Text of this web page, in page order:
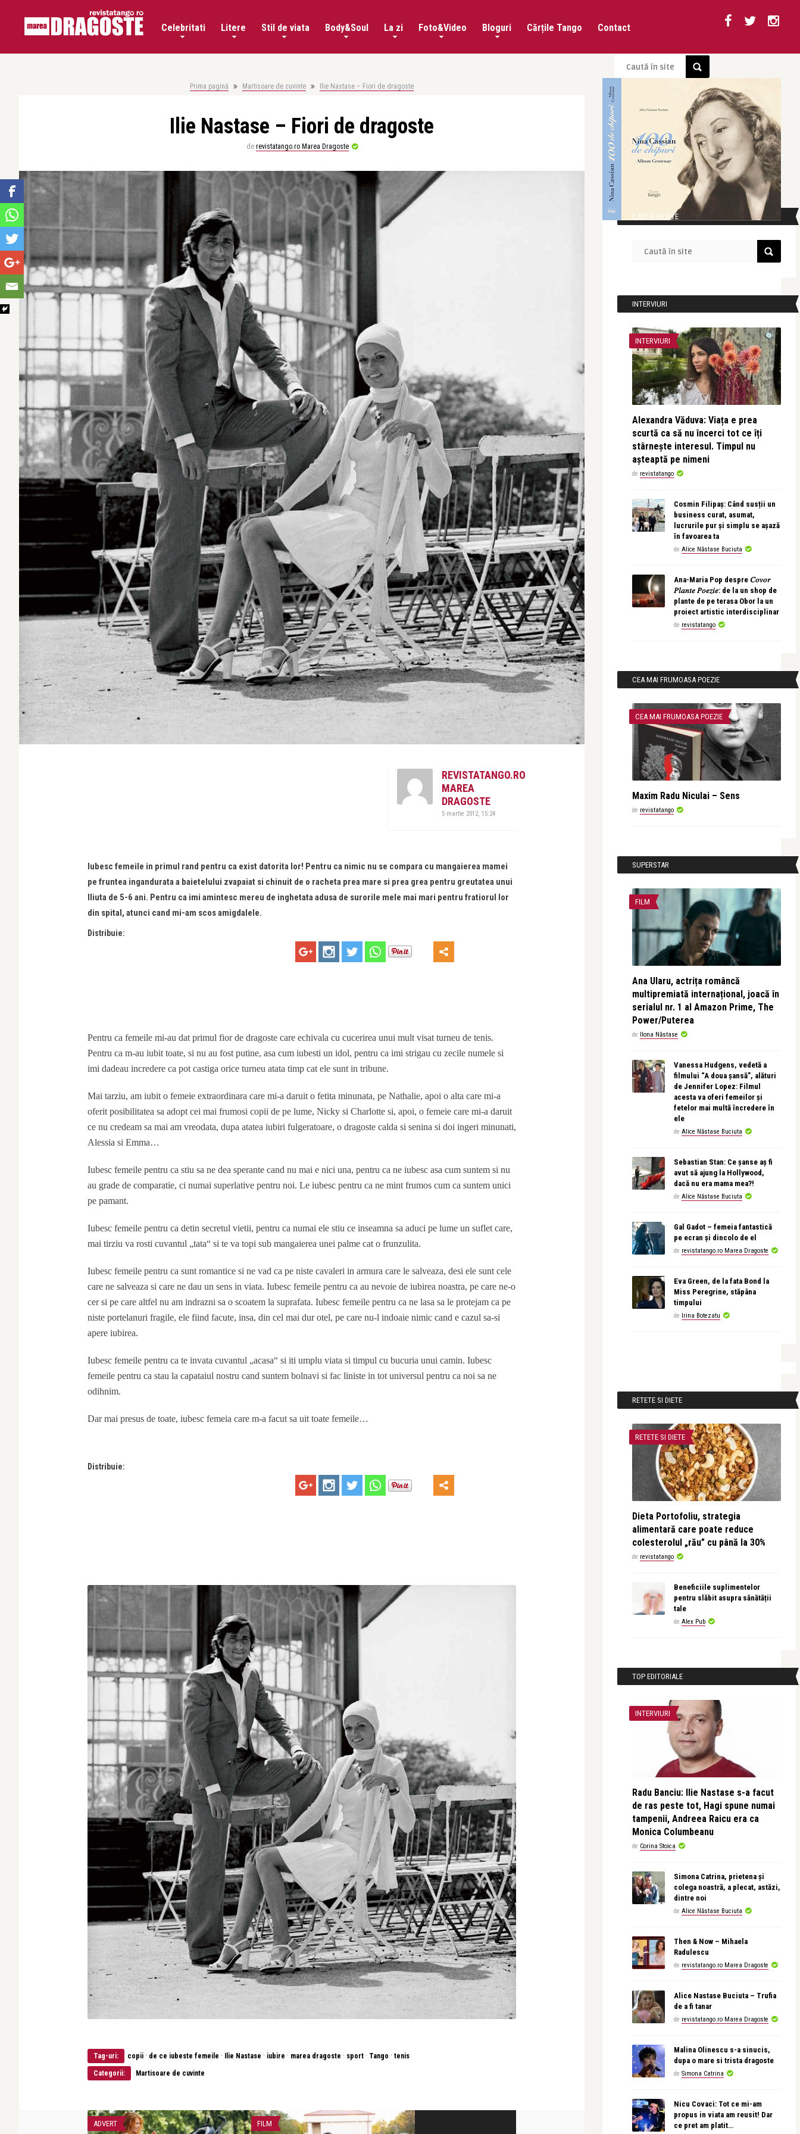
Celebritati Litere Stil de viata Body&Soul La zi Foto&Video Bloguri Cărțile Tango Contact
Prima pagină Martisoare de cuvinte Ilie Nastase – Fiori de dragoste
Ilie Nastase – Fiori de dragoste
de revistatango.ro Marea Dragoste
REVISTATANGO.RO
MAREA
DRAGOSTE
5 martie 2012, 15:24
Iubesc femeile in primul rand pentru ca exist datorita lor! Pentru ca nimic nu se compara cu mangaierea mamei
pe fruntea ingandurata a baietelului zvapaiat si chinuit de o racheta prea mare si prea grea pentru greutatea unui
Iliuta de 5-6 ani. Pentru ca imi amintesc mereu de inghetata adusa de surorile mele mai mari pentru fratiorul lor
din spital, atunci cand mi-am scos amigdalele.
Distribuie:
Pentru ca femeile mi-au dat primul fior de dragoste care echivala cu cucerirea unui mult visat turneu de tenis.
Pentru ca m-au iubit toate, si nu au fost putine, asa cum iubesti un idol, pentru ca imi strigau cu zecile numele si
imi dadeau incredere ca pot castiga orice turneu atata timp cat ele sunt in tribune.
Mai tarziu, am iubit o femeie extraordinara care mi-a daruit o fetita minunata, pe Nathalie, apoi o alta care mi-a
oferit posibilitatea sa adopt cei mai frumosi copii de pe lume, Nicky si Charlotte si, apoi, o femeie care mi-a daruit
ce nu credeam sa mai am vreodata, dupa atatea iubiri fulgeratoare, o dragoste calda si senina si doi ingeri minunati,
Alessia si Emma…
Iubesc femeile pentru ca stiu sa ne dea sperante cand nu mai e nici una, pentru ca ne iubesc asa cum suntem si nu
au grade de comparatie, ci numai superlative pentru noi. Le iubesc pentru ca ne mint frumos cum ca suntem unici
pe pamant.
Iubesc femeile pentru ca detin secretul vietii, pentru ca numai ele stiu ce inseamna sa aduci pe lume un suflet care,
mai tirziu va rosti cuvantul „tata“ si te va topi sub mangaierea unei palme cat o frunzulita.
Iubesc femeile pentru ca sunt romantice si ne vad ca pe niste cavaleri in armura care le salveaza, desi ele sunt cele
care ne salveaza si care ne dau un sens in viata. Iubesc femeile pentru ca au nevoie de iubirea noastra, pe care ne-o
cer si pe care altfel nu am indrazni sa o scoatem la suprafata. Iubesc femeile pentru ca ne lasa sa le protejam ca pe
niste portelanuri fragile, ele fiind facute, insa, din cel mai dur otel, pe care nu-l indoaie nimic cand e cazul sa-si
apere iubirea.
Iubesc femeile pentru ca te invata cuvantul „acasa“ si iti umplu viata si timpul cu bucuria unui camin. Iubesc
femeile pentru ca stau la capataiul nostru cand suntem bolnavi si fac liniste in tot universul pentru ca noi sa ne
odihnim.
Dar mai presus de toate, iubesc femeia care m-a facut sa uit toate femeile…
Distribuie:
Tag-uri: copii · de ce iubeste femeile · Ilie Nastase · iubire · marea dragoste · sport · Tango · tenis
Categorii: Martisoare de cuvinte
ADVERT FILM
CAUTĂ ÎN SITE
INTERVIURI
INTERVIURI
Alexandra Văduva: Viața e prea
scurtă ca să nu încerci tot ce îți
stârnește interesul. Timpul nu
așteaptă pe nimeni
de revistatango
Cosmin Filipaș: Când susții un
business curat, asumat,
lucrurile pur și simplu se așază
în favoarea ta
de Alice Năstase Buciuta
Ana-Maria Pop despre 𝐶𝑜𝑣𝑜𝑟
𝑃𝑙𝑎𝑛𝑡𝑒 𝑃𝑜𝑒𝑧𝑖𝑒: de la un shop de
plante de pe terasa Obor la un
proiect artistic interdisciplinar
de revistatango
CEA MAI FRUMOASA POEZIE
CEA MAI FRUMOASA POEZIE
Maxim Radu Niculai – Sens
de revistatango
SUPERSTAR
FILM
Ana Ularu, actrița româncă
multipremiată internațional, joacă în
serialul nr. 1 al Amazon Prime, The
Power/Puterea
de Ilona Năstase
Vanessa Hudgens, vedetă a
filmului “A doua șansă”, alături
de Jennifer Lopez: Filmul
acesta va oferi femeilor și
fetelor mai multă încredere în
ele
de Alice Năstase Buciuta
Sebastian Stan: Ce șanse aș fi
avut să ajung la Hollywood,
dacă nu era mama mea?!
de Alice Năstase Buciuta
Gal Gadot – femeia fantastică
pe ecran și dincolo de el
de revistatango.ro Marea Dragoste
Eva Green, de la fata Bond la
Miss Peregrine, stăpâna
timpului
de Irina Botezatu
RETETE SI DIETE
RETETE SI DIETE
Dieta Portofoliu, strategia
alimentară care poate reduce
colesterolul „rău” cu până la 30%
de revistatango
Beneficiile suplimentelor
pentru slăbit asupra sănătății
tale
de Alex Pub
TOP EDITORIALE
INTERVIURI
Radu Banciu: Ilie Nastase s-a facut
de ras peste tot, Hagi spune numai
tampenii, Andreea Raicu era ca
Monica Columbeanu
de Corina Stoica
Simona Catrina, prietena și
colega noastră, a plecat, astăzi,
dintre noi
de Alice Năstase Buciuta
Then & Now – Mihaela
Radulescu
de revistatango.ro Marea Dragoste
Alice Nastase Buciuta – Trufia
de a fi tanar
de revistatango.ro Marea Dragoste
Malina Olinescu s-a sinucis,
dupa o mare si trista dragoste
de Simona Catrina
Nicu Covaci: Tot ce mi-am
propus in viata am reusit! Dar
ce pret am platit…